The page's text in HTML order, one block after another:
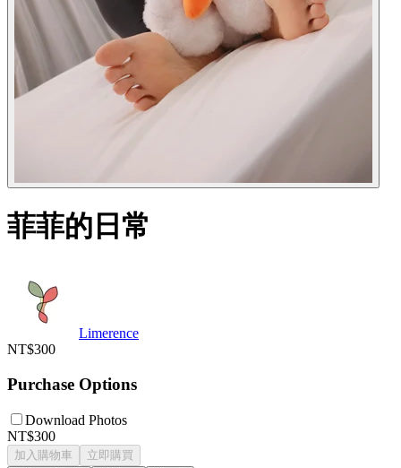
菲菲的日常
Limerence
NT$300
Purchase Options
Download Photos
NT$300
加入購物車
立即購買